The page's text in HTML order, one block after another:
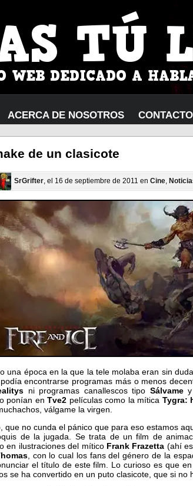
ACERCA DE NOSOTROS CONTACTO
de un clasicote
SrGrifter, el 16 de septiembre de 2011 en Cine,
una época en la que la tele molaba eran sin
encontrarse programas más o menos
ni programas canallescos tipo Sálvame
ponían enTve2 películas como la mítica Tygra:
válgame la virgen.
que no cunda el pánico que para eso estamos
de la jugada. Se trata de un film de
en ilustraciones del mítico Frank Frazetta (ahí
, con lo cual los fans del género de la
el título de este film. Lo curioso es que
se ha convertido en un puto clasicote, que si no